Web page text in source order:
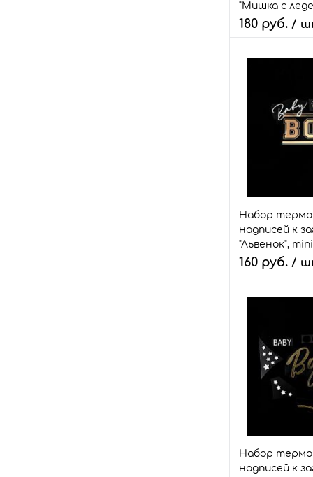
"Мишка с
180 руб. /
В
Быстрый
Набор
надписей к
"Львенок", mini
160 руб. /
В
Быстрый
В избранное
Набор
надписей к